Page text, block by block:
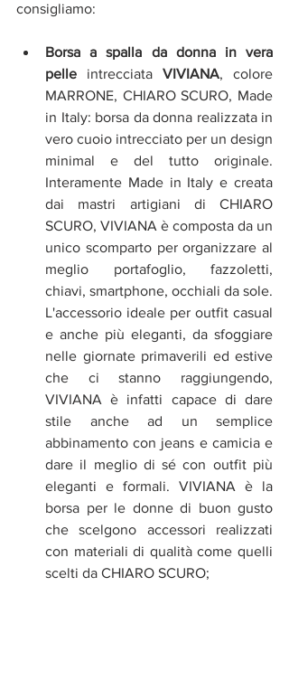
consigliamo:
Borsa a spalla da donna in vera
pelle intrecciata VIVIANA, colore
MARRONE, CHIARO SCURO, Made
in Italy: borsa da donna realizzata in
vero cuoio intrecciato per un design
minimal e del tutto originale.
Interamente Made in Italy e creata
dai mastri artigiani di CHIARO
SCURO, VIVIANA è composta da un
unico scomparto per organizzare al
meglio portafoglio, fazzoletti,
chiavi, smartphone, occhiali da sole.
L'accessorio ideale per outfit casual
e anche più eleganti, da sfoggiare
nelle giornate primaverili ed estive
che ci stanno raggiungendo,
VIVIANA è infatti capace di dare
stile anche ad un semplice
abbinamento con jeans e camicia e
dare il meglio di sé con outfit più
eleganti e formali. VIVIANA è la
borsa per le donne di buon gusto
che scelgono accessori realizzati
con materiali di qualità come quelli
scelti da CHIARO SCURO;